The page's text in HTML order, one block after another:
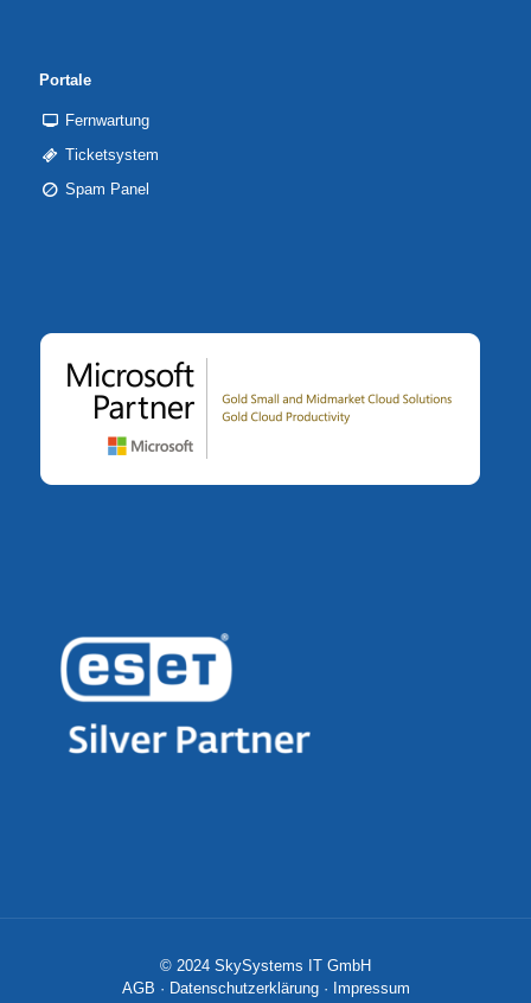
Portale
Fernwartung
Ticketsystem
Spam Panel
© 2024 SkySystems IT GmbH
AGB · Datenschutzerklärung· Impressum